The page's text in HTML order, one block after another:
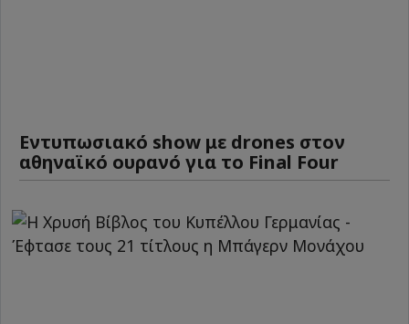
Εντυπωσιακό show με drones στον
αθηναϊκό ουρανό για το Final Four